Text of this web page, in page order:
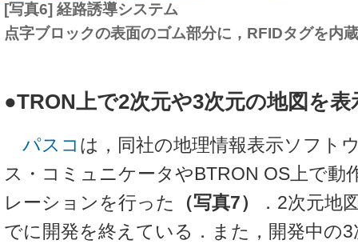
[写真6] 経路誘導システム
点字ブロックの表面のゴム部分に，RFIDタグを内
●TRON上で2次元や3次元の地図を表
パスコ は，同社の地理情報表示ソフト
ス・コミュニケータやBTRON OS上で動
レーションを行った
（写真7）
．2次元地
でに開発を終えている．また，開発中の